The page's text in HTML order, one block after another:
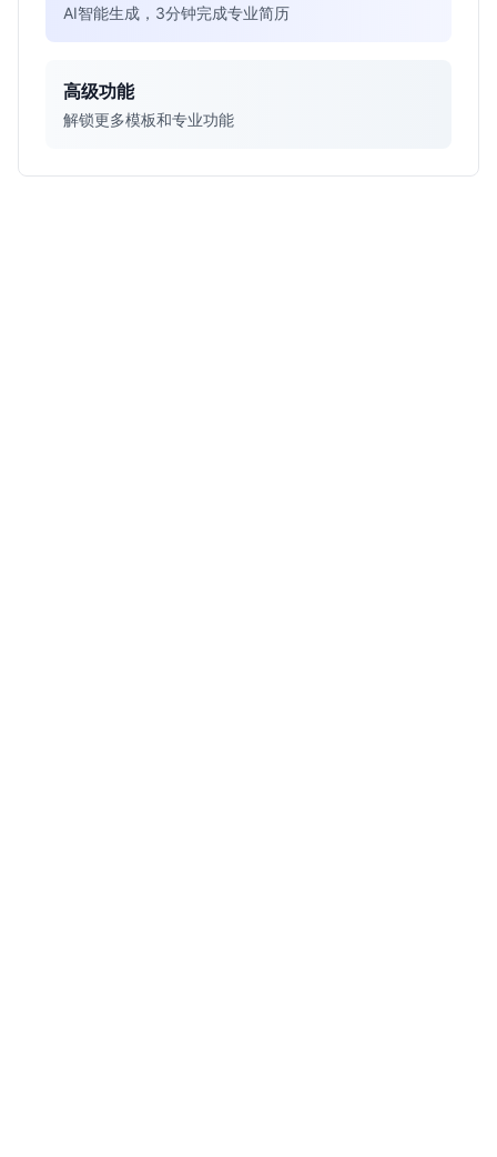
AI智能生成，3分钟完成专业简历
高级功能
解锁更多模板和专业功能